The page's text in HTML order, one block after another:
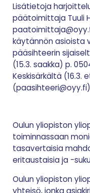
Lisätietoja
päätoimittaja Tuuli
käytännön asioista
pääsihteerin
(15.3. saakka) p.
Keskisärkältä (16.3.
(paasihteeri@oyy.fi)
Oulun yliopiston
toiminnassaan
tasavertaisia
eritaustaisia ja -
Oulun yliopiston
yhteisö, jonka